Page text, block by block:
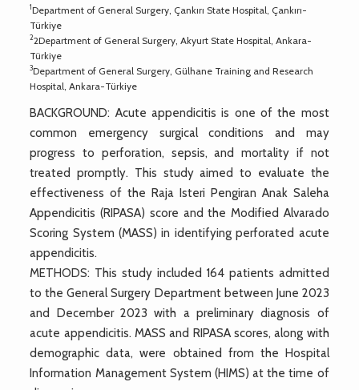
1Department of General Surgery, Çankırı State Hospital, Çankırı-
Türkiye
22Department of General Surgery, Akyurt State Hospital, Ankara-
Türkiye
3Department of General Surgery, Gülhane Training and Research
Hospital, Ankara-Türkiye
BACKGROUND: Acute appendicitis is one of the most
common emergency surgical conditions and may
progress to perforation, sepsis, and mortality if not
treated promptly. This study aimed to evaluate the
effectiveness of the Raja Isteri Pengiran Anak Saleha
Appendicitis (RIPASA) score and the Modified Alvarado
Scoring System (MASS) in identifying perforated acute
appendicitis.
METHODS: This study included 164 patients admitted
to the General Surgery Department between June 2023
and December 2023 with a preliminary diagnosis of
acute appendicitis. MASS and RIPASA scores, along with
demographic data, were obtained from the Hospital
Information Management System (HIMS) at the time of